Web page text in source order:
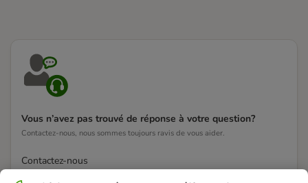
Vous n’avez pas trouvé de réponse à votre question?
Contactez-nous, nous sommes toujours ravis de vous aider.
Contactez-nous